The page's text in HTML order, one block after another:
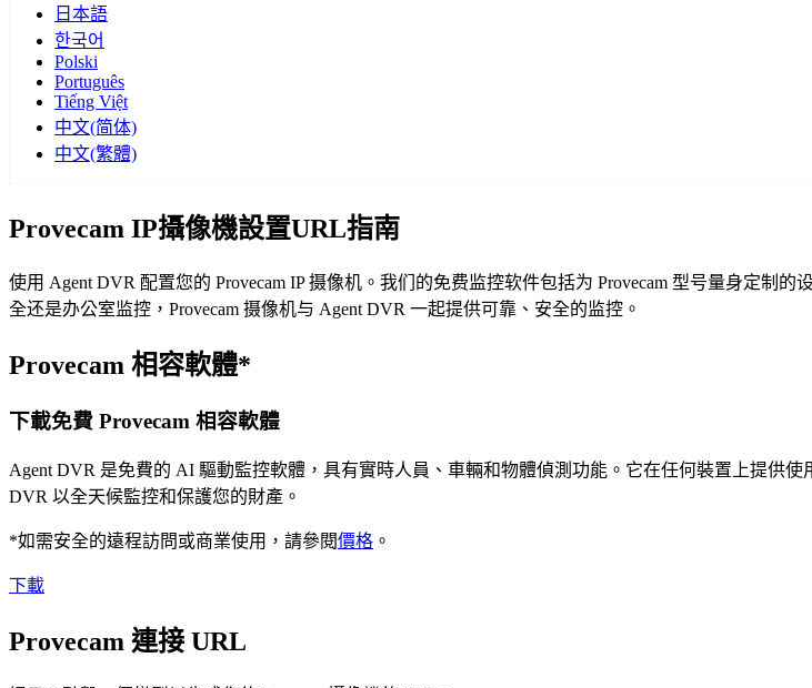
日本語
한국어
Polski
Português
Tiếng Việt
中文(简体)
中文(繁體)
Provecam IP攝像機設置URL指南
使用 Agent DVR 配置您的 Provecam IP 摄像机。我们的免费监控软件包括为 Provecam 型号量身定制
全还是办公室监控，Provecam 摄像机与 Agent DVR 一起提供可靠、安全的监控。
Provecam 相容軟體*
下載免費 Provecam 相容軟體
Agent DVR 是免費的 AI 驅動監控軟體，具有實時人員、車輛和物體偵測功能。它在任何裝置上提供
DVR 以全天候監控和保護您的財產。
*如需安全的遠程訪問或商業使用，請參閱價格 。
下載
Provecam 連接 URL